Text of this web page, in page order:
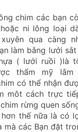
chim các bạn
ni lông loại
qua càng
làm bằng lưới
( lưới ruồi )là
thẩm mỹ
có thể nhận
môt cách trực
rừng quen
hơn thế nữa là có
mà các Bạn đặt